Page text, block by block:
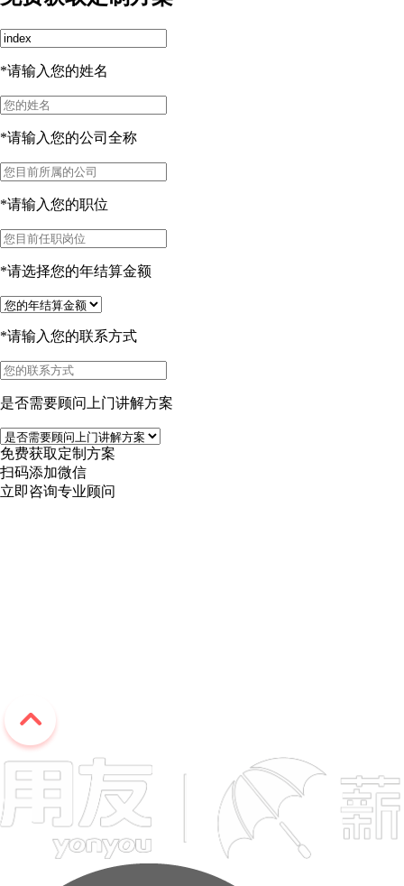
*请输入您的姓名
*请输入您的公司全称
*请输入您的职位
*请选择您的年结算金额
*请输入您的联系方式
是否需要顾问上门讲解方案
免费获取定制方案
扫码添加微信
立即咨询专业顾问